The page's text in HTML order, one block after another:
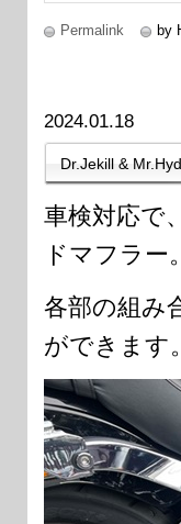
Permalink by
2024.01.18
Dr.Jekill &
車検対応で
ドマフラー。
各部の組み
ができます。